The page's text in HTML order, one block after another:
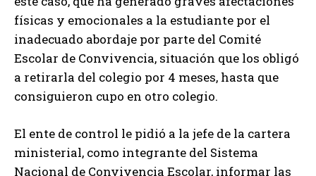
físicas y emocionales a la estudiante por el
inadecuado abordaje por parte del Comité
Escolar de Convivencia, situación que los obligó
a retirarla del colegio por 4 meses, hasta que
consiguieron cupo en otro colegio.
El ente de control le pidió a la jefe de la cartera
ministerial, como integrante del Sistema
Nacional de Convivencia Escolar, informar las